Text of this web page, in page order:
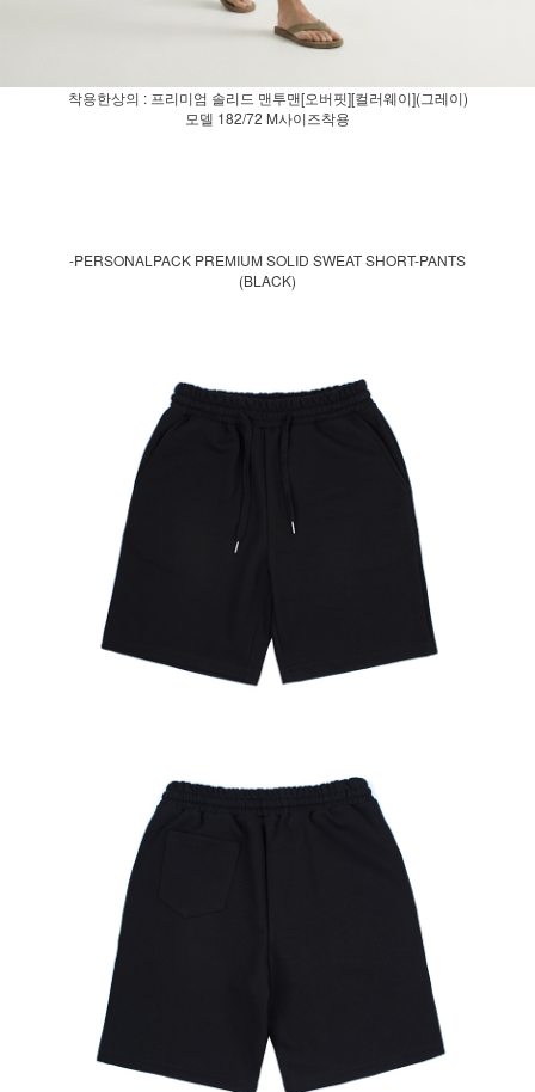
착용한상의 : 프리미엄 솔리드 맨투맨[오버핏][컬러웨이](그레이)
모델 182/72 M사이즈착용
-PERSONALPACK PREMIUM SOLID SWEAT SHORT-PANTS
(BLACK)